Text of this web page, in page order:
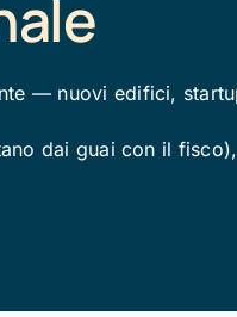
— nuovi edifici,
dai guai con il